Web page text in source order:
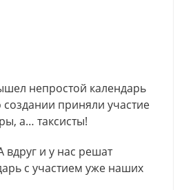
непростой календарь
создании приняли участие
а… таксисты!
вдруг и у нас решат
с участием уже наших